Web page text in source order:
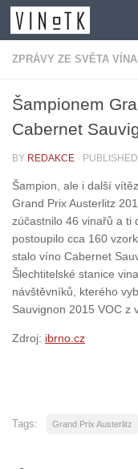
Skip to content
ZPRÁVY ZE SVĚTA VÍNA
Šampionem
Cabernet
BY REDAKCE · PUBLISHED
Šampion, ale i další
Grand Prix Austerlitz
zúčastnilo 46 vinařů a ti
postoupilo cca 160
stalo víno Cabernet
Šlechtitelské stanice
návštěvníků, kterého
Sauvignon 2015 VOC z
Zdroj: ibrno.cz
Tags: Grand Prix Austerlitz